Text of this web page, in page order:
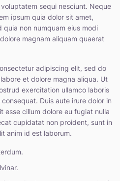
sequi nesciunt. Neque
ipsum quia dolor sit amet,
non numquam eius modi
magnam aliquam quaerat
adipiscing elit, sed do
et dolore magna aliqua. Ut
exercitation ullamco laboris
Duis aute irure dolor in
esse cillum dolore eu fugiat nulla
cupidatat non proident, sunt in
anim id est laborum.